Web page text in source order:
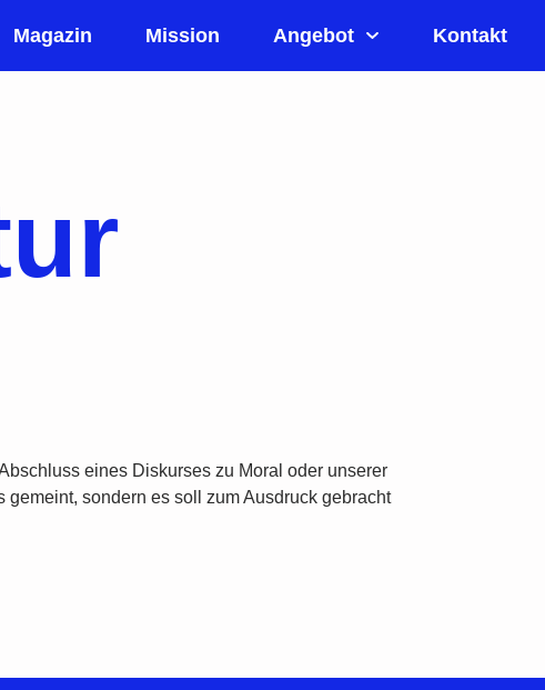
Magazin Mission Angebot Kontakt
eines Diskurses zu Moral oder unserer
gemeint, sondern es soll zum Ausdruck gebracht